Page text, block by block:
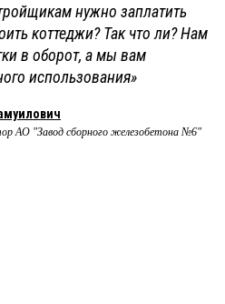
нужно заплатить
коттеджи? Так что ли? Нам
в оборот, а мы вам
использования»
АО "Завод сборного железобетона №6"